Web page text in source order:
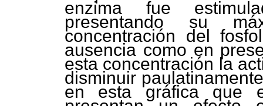
enzima fue
presentando su
concentración del
ausencia como en
esta concentración la
disminuir
en esta gráfica que